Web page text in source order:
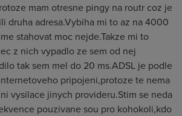
mam otresne pingy na routr coz je
druha adresa.Vybiha mi to az na 4000
stahovat moc nejde.Takze mi to
z nich vypadlo ze sem od nej
tak sem mel do 20 ms.ADSL je podle
pripojeni,protoze te nema
vysilace jinych provideru.Stim se neda
pouzivane sou pro kohokoli,kdo